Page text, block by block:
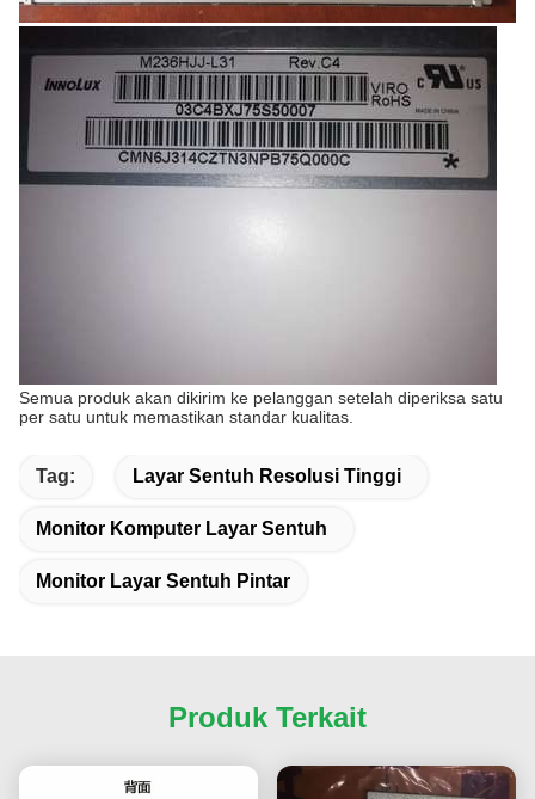
Semua produk akan dikirim ke pelanggan setelah diperiksa satu
per satu untuk memastikan standar kualitas.
Tag: Layar Sentuh Resolusi Tinggi
Monitor Komputer Layar Sentuh
Monitor Layar Sentuh Pintar
Produk Terkait